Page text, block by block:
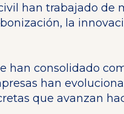
han trabajado de
la
han consolidado
han
que avanzan